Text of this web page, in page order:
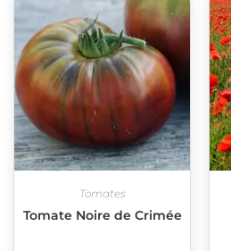
Tomates
Tomate Noire de Crimée